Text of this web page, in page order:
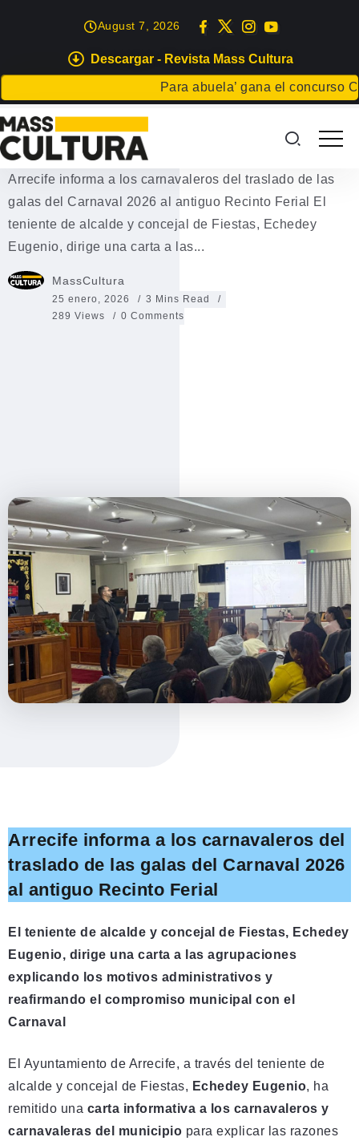
Descargar - Revista Mass Cultura
Para abuela’ gana el concurso
August 7, 2026
EVENTOS
Arrecife salva el Carnaval 2026
con el traslado al Recinto Ferial
Arrecife informa a los carnavaleros del traslado de las
galas del Carnaval 2026 al antiguo Recinto Ferial El
teniente de alcalde y concejal de Fiestas, Echedey
Eugenio, dirige una carta a las...
MassCultura
25 enero, 2026
3 Mins Read
289 Views
0 Comments
Arrecife informa a los carnavaleros del
traslado de las galas del Carnaval 2026
al antiguo Recinto Ferial
El teniente de alcalde y concejal de Fiestas, Echedey
Eugenio, dirige una carta a las agrupaciones
explicando los motivos administrativos y
reafirmando el compromiso municipal con el
Carnaval
El Ayuntamiento de Arrecife, a través del teniente de
alcalde y concejal de Fiestas, Echedey Eugenio, ha
remitido una carta informativa a los carnavaleros y
carnavaleras del municipio para explicar las razones